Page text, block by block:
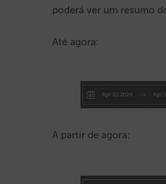
poderá ver um resumo
Até agora:
A partir de agora: